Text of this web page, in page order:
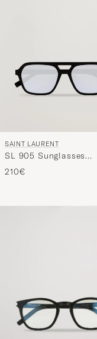
SAINT LAURENT
SL 905 Sunglasses
Black/Blue
210€